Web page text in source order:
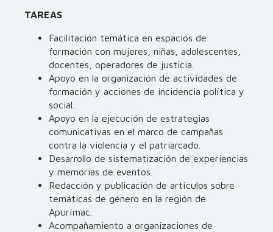
TAREAS
Facilitación temática en espacios de
formación con mujeres, niñas, adolescentes,
docentes, operadores de justicia.
Apoyo en la organización de actividades de
formación y acciones de incidencia política y
social.
Apoyo en la ejecución de estrategias
comunicativas en el marco de campañas
contra la violencia y el patriarcado.
Desarrollo de sistematización de experiencias
y memorias de eventos.
Redacción y publicación de artículos sobre
temáticas de género en la región de
Apurímac.
Acompañamiento a organizaciones de